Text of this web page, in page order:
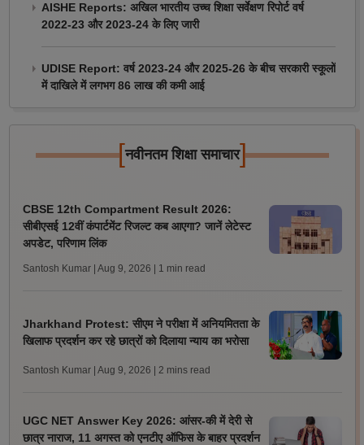
AISHE Reports: अखिल भारतीय उच्च शिक्षा सर्वेक्षण रिपोर्ट वर्ष
2022-23 और 2023-24 के लिए जारी
UDISE Report: वर्ष 2023-24 और 2025-26 के बीच सरकारी स्कूलों
में दाखिले में लगभग 86 लाख की कमी आई
[नवीनतम शिक्षा समाचार]
CBSE 12th Compartment Result 2026:
सीबीएसई 12वीं कंपार्टमेंट रिजल्ट कब आएगा? जानें लेटेस्ट
अपडेट, परिणाम लिंक
Santosh Kumar | Aug 9, 2026 | 1 min read
Jharkhand Protest: सीएम ने परीक्षा में अनियमितता के
खिलाफ प्रदर्शन कर रहे छात्रों को दिलाया न्याय का भरोसा
Santosh Kumar | Aug 9, 2026 | 2 mins read
UGC NET Answer Key 2026: आंसर-की में देरी से
छात्र नाराज, 11 अगस्त को एनटीए ऑफिस के बाहर प्रदर्शन